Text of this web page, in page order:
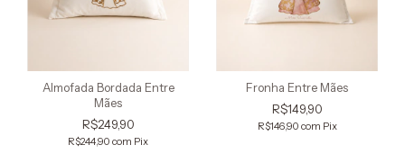
Almofada Bordada Entre
Mães
R$249,90
R$244,90 com Pix
Fronha Entre Mães
R$149,90
R$146,90 com Pix